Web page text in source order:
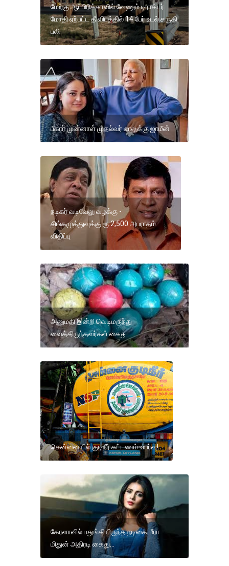
மேற்கு ஆப்பிரிக்காவில் வேணும் டிராக்டர்
மோதி ஏற்பட்ட தீ விபத்தில் 14 பேர் உடல் கருகி
பலி
பீகார் முன்னாள் முதல்வர் லாலுக்கு ஜாமீன்
நடிகர் வடிவேலு வழக்கு -
சிங்கமுத்துவுக்கு ரூ.2,500 அபராதம்
விதிப்பு
அனுமதி இன்றி வெடிமருந்து
வைத்திருந்தவர்கள் கைது
சென்னையில் குடிநீர் கட்டணம் உயர்வு!
கேரளாவில் பதுங்கியிருந்த நடிகை மீரா
மிதுன் அதிரடி கைது...